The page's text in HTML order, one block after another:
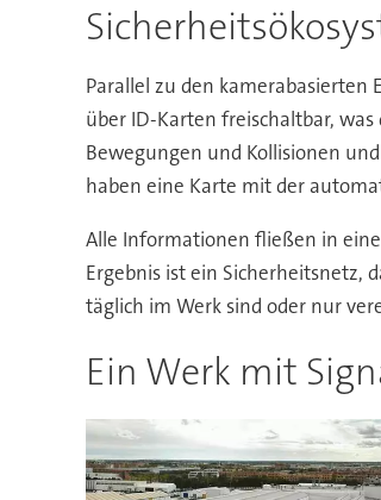
Parallel zu den kamerabasierten
über ID-Karten freischaltbar,
Bewegungen und Kollisionen
haben eine Karte mit der
Alle Informationen fließen in
Ergebnis ist ein Sicherheitsnetz,
täglich im Werk sind oder nur
Ein Werk mit